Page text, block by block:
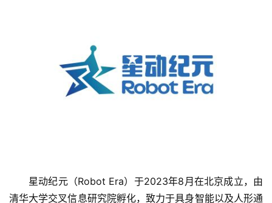
星动纪元（Robot Era）于2023年8月在北京成立，由
清华大学交叉信息研究院孵化，致力于具身智能以及人形通